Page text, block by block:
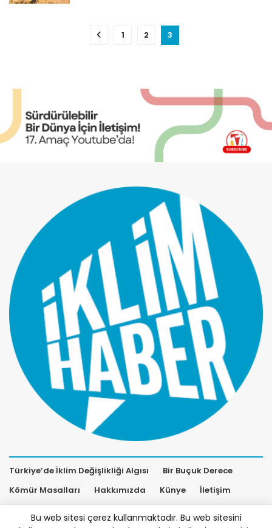
1 2 3
Türkiye’de İklim Değişlikliği Algısı
Bir Buçuk Derece
Kömür Masalları
Hakkımızda Künye İletişim
Bu web sitesi çerez kullanmaktadır. Bu web sitesini